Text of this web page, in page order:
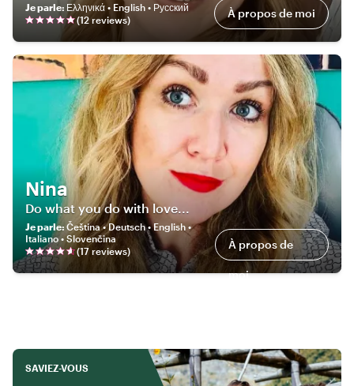
Je parle: Ελληνικά • English • Русский
(12 reviews) À propos de moi
Nina
Do what you do with love...
Je parle: Čeština • Deutsch • English •
Italiano • Slovenčina
(17 reviews) À propos de
moi
SAVIEZ-VOUS